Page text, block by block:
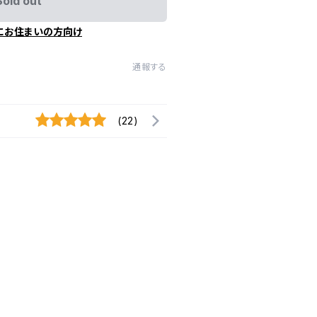
お住まいの方向け
通報する
(22)